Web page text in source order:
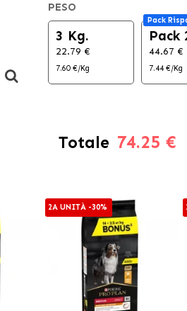
PESO
3 Kg.
22.79 €
7.60 €/Kg
Pack
Pack
44.67 €
7.44 €/Kg
Totale 74.25 €
2A UNITÀ -30%